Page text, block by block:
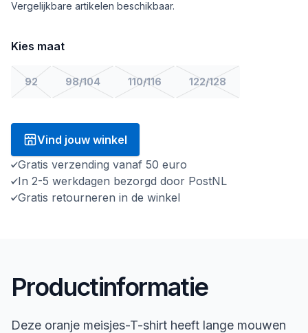
Vergelijkbare artikelen beschikbaar.
Kies maat
92 98/104 110/116 122/128
Vind jouw winkel
Gratis verzending vanaf 50 euro
In 2-5 werkdagen bezorgd door PostNL
Gratis retourneren in de winkel
Productinformatie
Deze oranje meisjes-T-shirt heeft lange mouwen